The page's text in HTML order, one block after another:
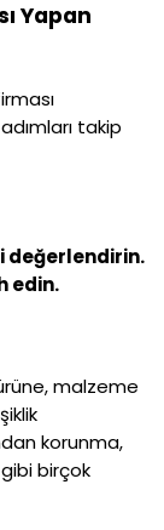
Yapan
takip
değerlendirin.
edin.
malzeme
korunma,
birçok